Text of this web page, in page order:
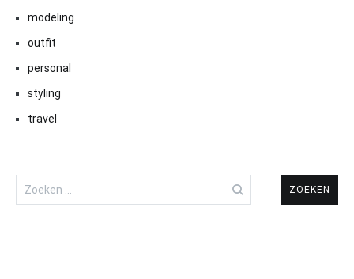
modeling
outfit
personal
styling
travel
Zoeken
naar: